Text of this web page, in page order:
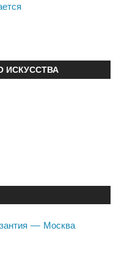
ИСКУССТВА
— Москва